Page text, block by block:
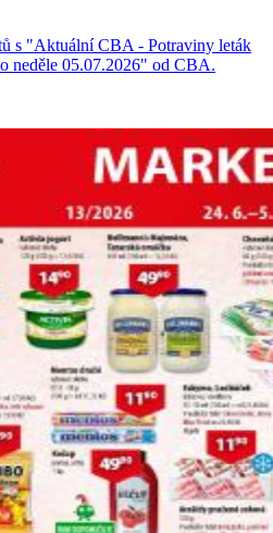
s "Aktuální CBA - Potraviny leták
neděle 05.07.2026" od CBA.